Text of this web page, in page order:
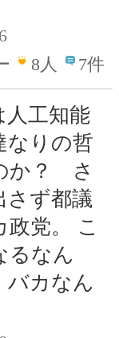
8人 7件
人工知能
なりの哲
か？ さ
さず都議
党。 こ
るなん
バカなん